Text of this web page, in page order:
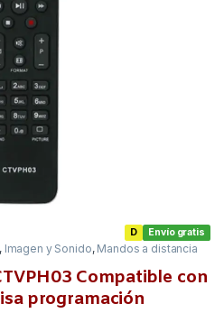
Envío gratis
D
, Imagen y Sonido, Mandos a distancia
Compatible con
programación